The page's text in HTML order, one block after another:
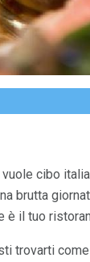
cibo
brutta
è il tuo
trovarti come